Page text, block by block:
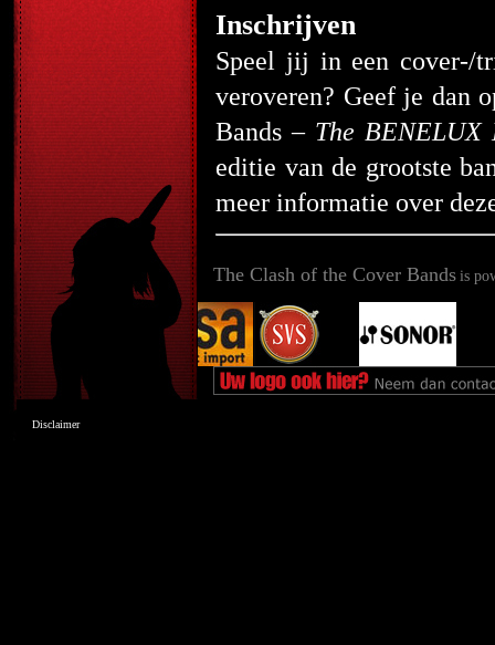
Inschrijven
Speel jij in een cover-/
veroveren? Geef je dan
Bands – The BENELUX
editie van de grootste
meer informatie over
The Clash of the Cover Bands is
Disclaimer